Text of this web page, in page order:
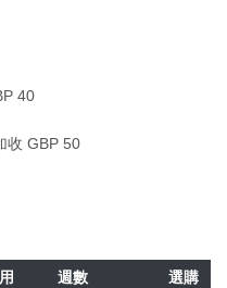
40
收 GBP 50
週數
選購